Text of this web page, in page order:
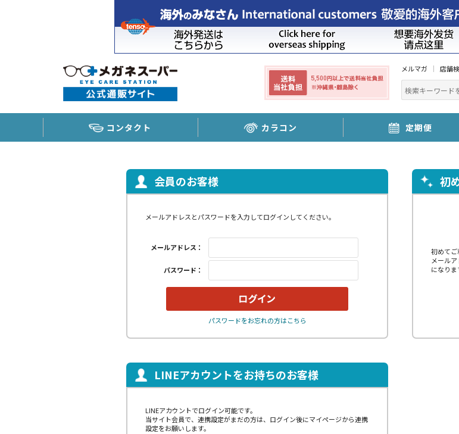
メルマガ 店舗
コンタクト カラコン 定期便
会員のお客様
メールアドレスとパスワードを入力してログインしてください。
メールアドレス：
パスワード：
パスワードをお忘れの方はこちら
初
初めてご
メール
になりま
LINEアカウントをお持ちのお客様
LINEアカウントでログイン可能です。
当サイト会員で、連携設定がまだの方は、ログイン後にマイページから連携
設定をお願いします。